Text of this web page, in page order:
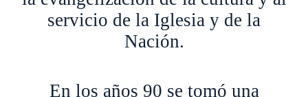
servicio de la Iglesia y de la
Nación.
En los años 90 se tomó una